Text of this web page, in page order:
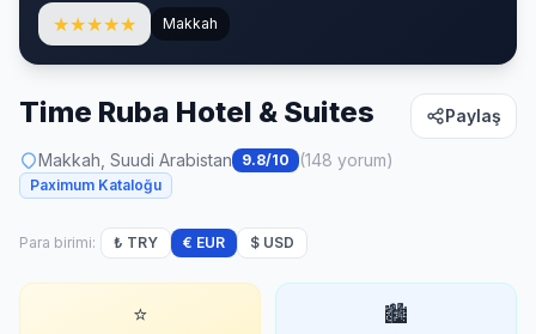
★★★★★ Makkah
Time Ruba Hotel & Suites Paylaş
Makkah, Suudi Arabistan 9.8/10 (148 yorum)
Paximum Kataloğu
Para birimi: ₺ TRY € EUR $ USD
⭐ 🏙